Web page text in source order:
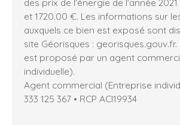
des prix de l'énergie de l'année 2021
et 1720.00 €. Les informations sur
auxquels ce bien est exposé sont
site Géorisques : georisques.gouv.fr.
est proposé par un agent
individuelle).
Agent commercial (Entreprise
333 125 367 • RCP ACI19934